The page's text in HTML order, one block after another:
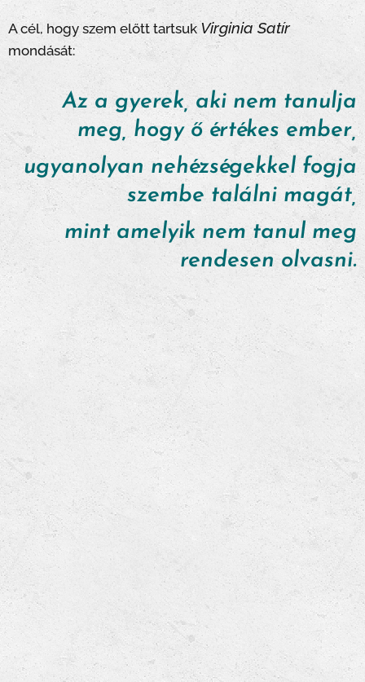
A cél, hogy szem előtt tartsukVirginia Satír
mondását:
Az a gyerek, aki nem tanulja
meg, hogy ő értékes ember,
ugyanolyan nehézségekkel fogja
szembe találni magát,
mint amelyik nem tanul meg
rendesen olvasni.